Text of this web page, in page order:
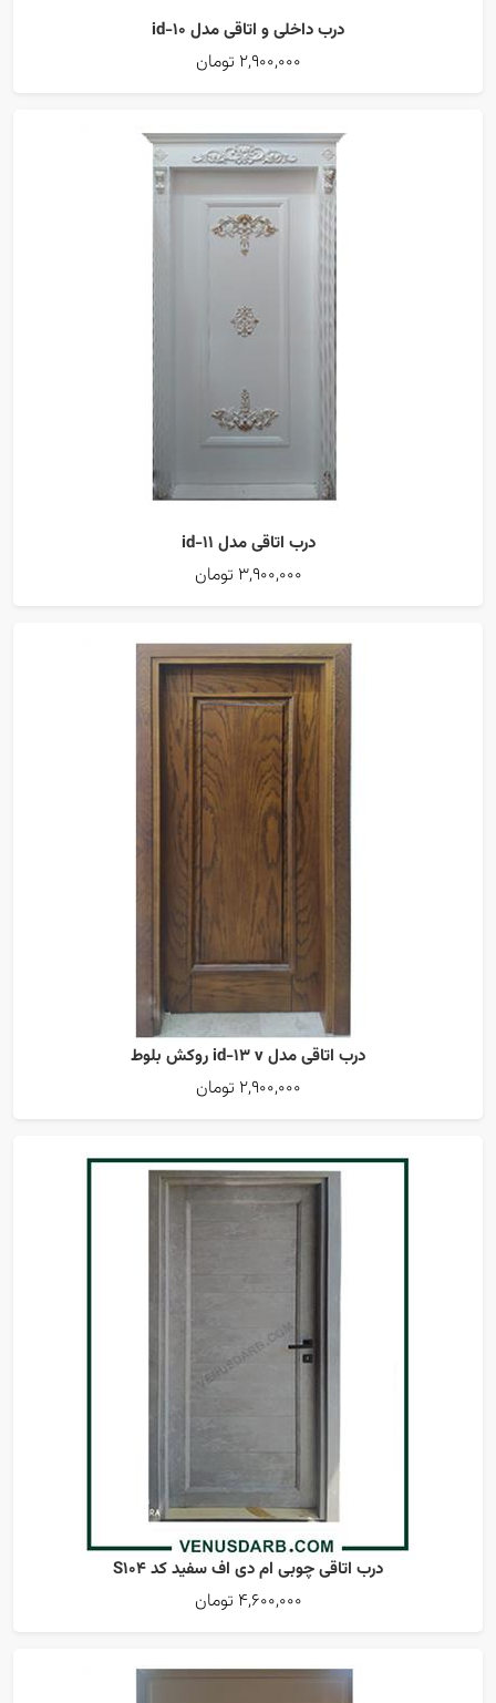
درب داخلی و اتاقی مدل id-10
2,900,000 تومان
درب اتاقی مدل id-11
3,900,000 تومان
درب اتاقی مدل id-13 v روکش بلوط
2,900,000 تومان
درب اتاقی چوبی ام دی اف سفید کد S104
4,600,000 تومان